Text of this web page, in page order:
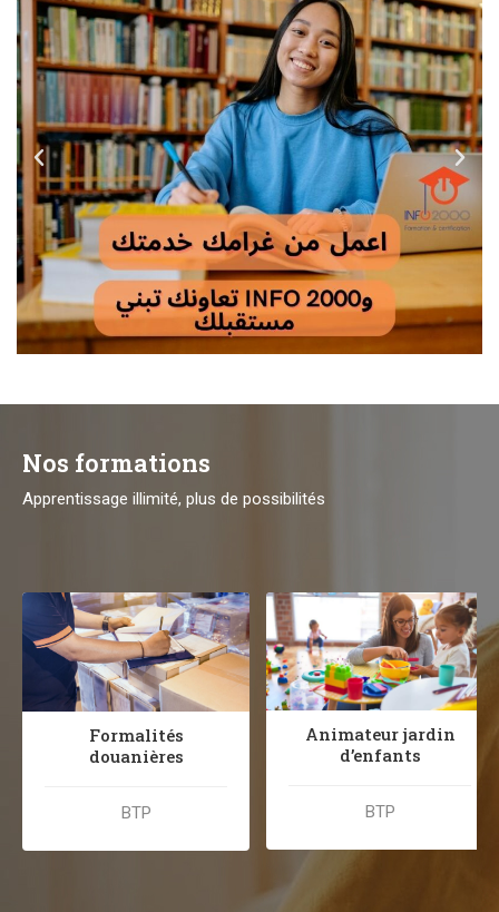
Nos formations
Apprentissage illimité, plus de possibilités
Formalités
douanières
BTP
Animateur jardin
d’enfants
BTP